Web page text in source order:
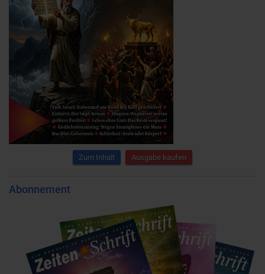
Zum Inhalt Ausgabe kaufen
Abonnement